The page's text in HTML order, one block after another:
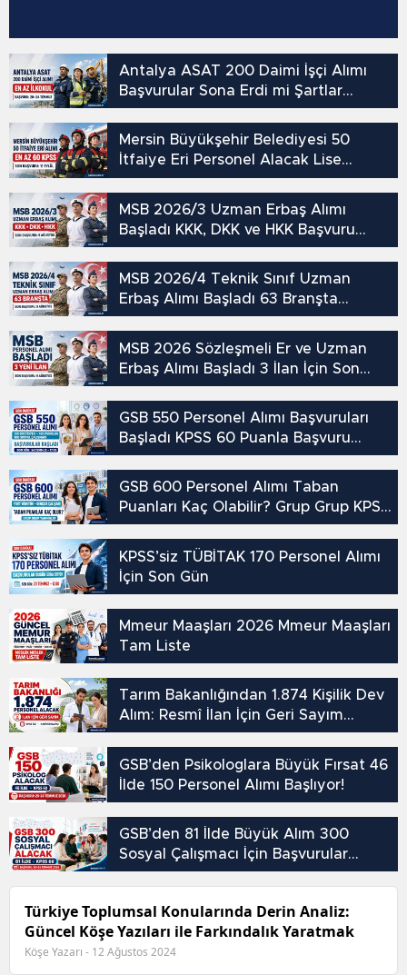
Antalya ASAT 200 Daimi İşçi Alımı
Başvurular Sona Erdi mi Şartlar
Nelerdir?
Mersin Büyükşehir Belediyesi 50
İtfaiye Eri Personel Alacak Lise
Mezunu
MSB 2026/3 Uzman Erbaş Alımı
Başladı KKK, DKK ve HKK Başvuru
Şartları
MSB 2026/4 Teknik Sınıf Uzman
Erbaş Alımı Başladı 63 Branşta
Başvuru Şartları
MSB 2026 Sözleşmeli Er ve Uzman
Erbaş Alımı Başladı 3 İlan İçin Son
Gün 9 Ağustos
GSB 550 Personel Alımı Başvuruları
Başladı KPSS 60 Puanla Başvuru
Yapılabilecek
GSB 600 Personel Alımı Taban
Puanları Kaç Olabilir? Grup Grup KPSS
Tahmini
KPSS’siz TÜBİTAK 170 Personel Alımı
İçin Son Gün
Mmeur Maaşları 2026 Mmeur Maaşları
Tam Liste
Tarım Bakanlığından 1.874 Kişilik Dev
Alım: Resmî İlan İçin Geri Sayım
Başladı!
GSB’den Psikologlara Büyük Fırsat 46
İlde 150 Personel Alımı Başlıyor!
GSB’den 81 İlde Büyük Alım 300
Sosyal Çalışmacı İçin Başvurular
Başlıyor!
Türkiye Toplumsal Konularında Derin Analiz:
Güncel Köşe Yazıları ile Farkındalık Yaratmak
Köşe Yazarı - 12 Ağustos 2024